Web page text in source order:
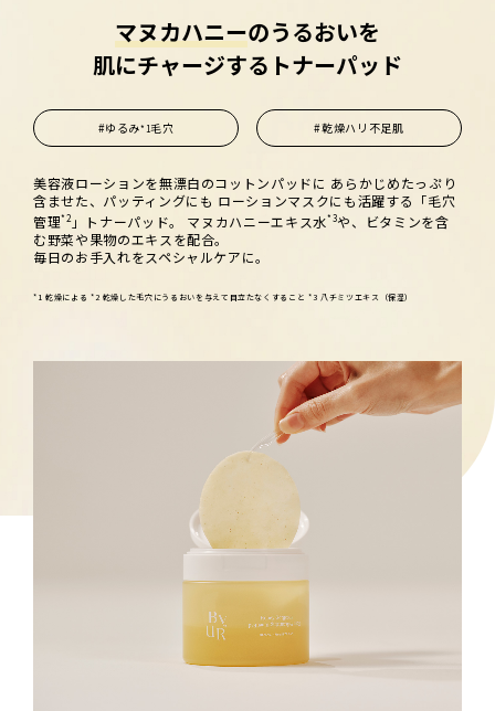
マヌカハニーのうるおいを
肌にチャージするトナーパッド
#ゆるみ*1毛穴 #乾燥ハリ不足肌
美容液ローションを無漂白のコットンパッドに あらかじめたっぷり
含ませた、パッティングにも ローションマスクにも活躍する「毛穴
管理*2」トナーパッド。 マヌカハニーエキス水*3や、ビタミンを含
む野菜や果物のエキスを配合。
毎日のお手入れをスペシャルケアに。
*1 乾燥による *2 乾燥した毛穴にうるおいを与えて目立たなくすること *3 八チミツエキス（保湿）